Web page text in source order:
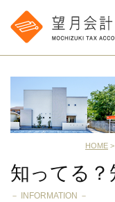
HOME >
知ってる？
－ INFORMATION －